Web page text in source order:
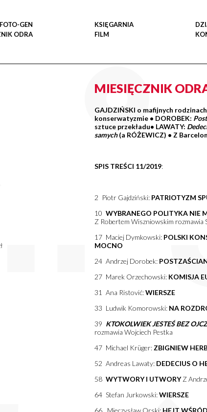
GEN
ODRA
KSIĘGARNIA
FILM
MIESIĘCZNIK
GAJDZIŃSKI o mafijnych rodzinach
konserwatyzmie • DOROBEK:
sztuce przekładu• LAWATY:
samych(a RÓŻEWICZ) • Z
SPIS TREŚCI 11/2019:
2 Piotr Gajdziński: PATRIOTYZM
10 WYBRANEGO POLITYKA NIE
Z Robertem Wiszniowskim rozmawia
17 Maciej Dymkowski: POLSKI
MOCNO
24 Andrzej Dorobek:
27 Marek Orzechowski: KOMISJA
31 Ana Ristović:WIERSZE
33 Ludwik Komorowski: NA
39 KTOKOLWIEK JESTEŚ BEZ
rozmawia Wojciech Pestka
47 Michael Krüger: ZBIGNIEW
52 Andreas Lawaty: DEDECIUS O
58 WYTWORY I UTWORYZ
64 Stefan Jurkowski:WIERSZE
66 Mieczysław Orski: HEJT